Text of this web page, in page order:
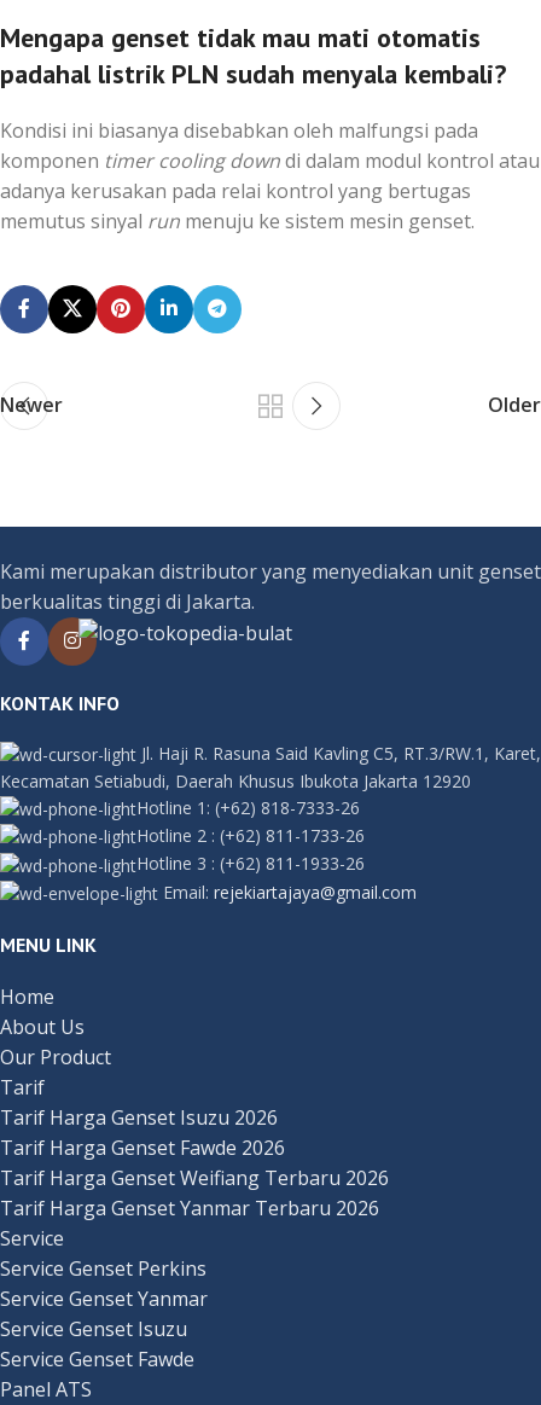
Mengapa genset tidak mau mati otomatis
padahal listrik PLN sudah menyala kembali?
Kondisi ini biasanya disebabkan oleh malfungsi pada
komponen timer cooling downdi dalam modul kontrol atau
adanya kerusakan pada relai kontrol yang bertugas
memutus sinyal run menuju ke sistem mesin genset.
Newer Older
Kami merupakan distributor yang menyediakan unit genset
berkualitas tinggi di Jakarta.
KONTAK INFO
Jl. Haji R. Rasuna Said Kavling C5, RT.3/RW.1, Karet,
Kecamatan Setiabudi, Daerah Khusus Ibukota Jakarta 12920
Hotline 1: (+62) 818-7333-26
Hotline 2 : (+62) 811-1733-26
Hotline 3 : (+62) 811-1933-26
Email: rejekiartajaya@gmail.com
MENU LINK
Home
About Us
Our Product
Tarif
Tarif Harga Genset Isuzu 2026
Tarif Harga Genset Fawde 2026
Tarif Harga Genset Weifiang Terbaru 2026
Tarif Harga Genset Yanmar Terbaru 2026
Service
Service Genset Perkins
Service Genset Yanmar
Service Genset Isuzu
Service Genset Fawde
Panel ATS